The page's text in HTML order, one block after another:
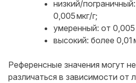
низкий/
0,005 мкг/г;
умеренный: от 0,005
высокий: более 0,01
Референсные значения могут
различаться в зависимости от